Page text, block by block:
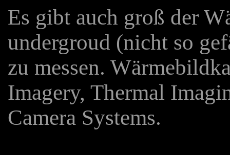
Es gibt auch groß der
undergroud (nicht so
zu messen.
Imagery, Thermal
Camera Systems.